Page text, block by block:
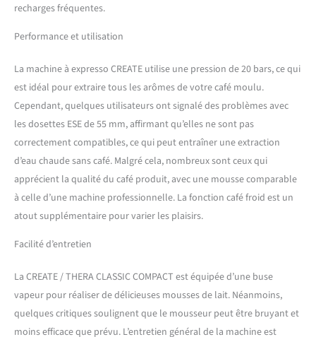
Avec cette option, l'eau du
réservoir ne chauffe pas,
température de l'eau
utilisée. Il est recommandé
d'utiliser de l'eau froide
pour un meilleur résultat.
Préparez des cafés signature
: Espresso, macchiato,
cappuccino, frappé… et
de la mousse de lait grâce à
sa buse vapeur orientable.
|FACILE À NETTOYER|
Avec un bac d'égouttage
recharges fréquentes.
Performance et utilisation
La machine à expresso CREATE utilise une pression de 20 bars, ce qui
est idéal pour extraire tous les arômes de votre café moulu.
Cependant, quelques utilisateurs ont signalé des problèmes avec
les dosettes ESE de 55 mm, affirmant qu’elles ne sont pas
correctement compatibles, ce qui peut entraîner une extraction
d’eau chaude sans café. Malgré cela, nombreux sont ceux qui
apprécient la qualité du café produit, avec une mousse comparable
à celle d’une machine professionnelle. La fonction café froid est un
atout supplémentaire pour varier les plaisirs.
Facilité d’entretien
La CREATE / THERA CLASSIC COMPACT est équipée d’une buse
vapeur pour réaliser de délicieuses mousses de lait. Néanmoins,
quelques critiques soulignent que le mousseur peut être bruyant et
moins efficace que prévu. L’entretien général de la machine est